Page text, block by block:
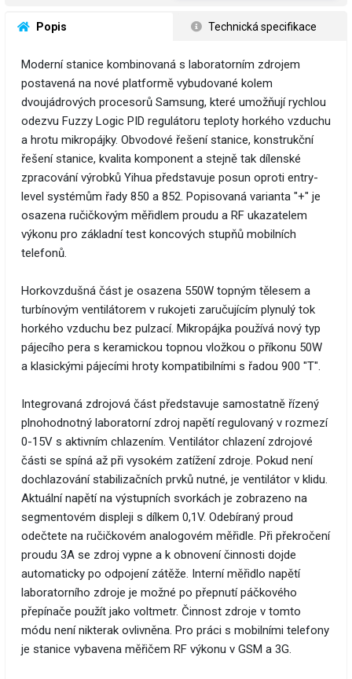
Popis Technická specifikace
Moderní stanice kombinovaná s laboratorním zdrojem
postavená na nové platformě vybudované kolem
dvoujádrových procesorů Samsung, které umožňují rychlou
odezvu Fuzzy Logic PID regulátoru teploty horkého vzduchu
a hrotu mikropájky. Obvodové řešení stanice, konstrukční
řešení stanice, kvalita komponent a stejně tak dílenské
zpracování výrobků Yihua představuje posun oproti entry-
level systémům řady 850 a 852. Popisovaná varianta "+" je
osazena ručičkovým měřidlem proudu a RF ukazatelem
výkonu pro základní test koncových stupňů mobilních
telefonů.
Horkovzdušná část je osazena 550W topným tělesem a
turbínovým ventilátorem v rukojeti zaručujícím plynulý tok
horkého vzduchu bez pulzací. Mikropájka používá nový typ
pájecího pera s keramickou topnou vložkou o příkonu 50W
a klasickými pájecími hroty kompatibilními s řadou 900 "T".
Integrovaná zdrojová část představuje samostatně řízený
plnohodnotný laboratorní zdroj napětí regulovaný v rozmezí
0-15V s aktivním chlazením. Ventilátor chlazení zdrojové
části se spíná až při vysokém zatížení zdroje. Pokud není
dochlazování stabilizačních prvků nutné, je ventilátor v klidu.
Aktuální napětí na výstupních svorkách je zobrazeno na
segmentovém displeji s dílkem 0,1V. Odebíraný proud
odečtete na ručičkovém analogovém měřidle. Při překročení
proudu 3A se zdroj vypne a k obnovení činnosti dojde
automaticky po odpojení zátěže. Interní měřidlo napětí
laboratorního zdroje je možné po přepnutí páčkového
přepínače použít jako voltmetr. Činnost zdroje v tomto
módu není nikterak ovlivněna. Pro práci s mobilními telefony
je stanice vybavena měřičem RF výkonu v GSM a 3G.